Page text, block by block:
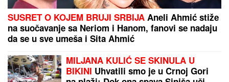
SUSRET O KOJEM BRUJI SRBIJA Aneli Ahmić stiže
na suočavanje sa Neriom i Hanom, fanovi se nadaju
da se u sve umeša i Sita Ahmić
MILJANA KULIĆ SE SKINULA U
BIKINI Uhvatili smo je u Crnoj Gori